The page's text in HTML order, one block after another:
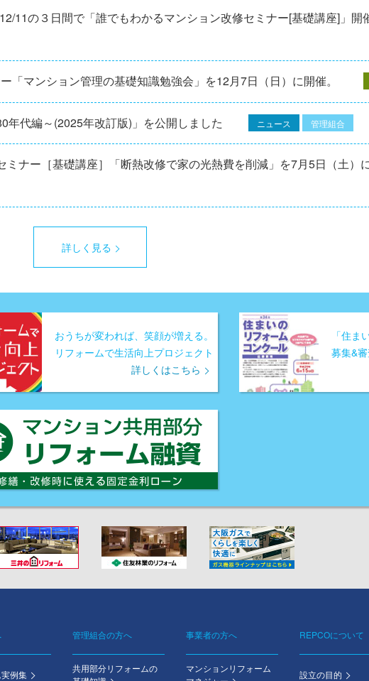
11の３日間で「誰でもわかるマンション改修セミナー[基礎講座]」開
「マンション管理の基礎知識勉強会」を12⽉7⽇（⽇）に開催。
年代編～(2025年改訂版)」を公開しました ニュース 管理組合
ナー［基礎講座］「断熱改修で家の光熱費を削減」を7月5日（土）
詳しく見る
おうちが変われば、笑顔が増える。
リフォームで生活向上プロジェクト
詳しくはこちら
「住ま
募集&
例集
管理組合の方へ
共用部分リフォームの
事業者の方へ
マンションリフォーム
REPCOについて
設立の目的